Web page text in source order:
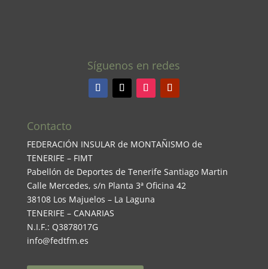
Síguenos en redes
Contacto
FEDERACIÓN INSULAR de MONTAÑISMO de
TENERIFE – FIMT
Pabellón de Deportes de Tenerife Santiago Martin
Calle Mercedes, s/n Planta 3ª Oficina 42
38108 Los Majuelos – La Laguna
TENERIFE – CANARIAS
N.I.F.: Q3878017G
info@fedtfm.es